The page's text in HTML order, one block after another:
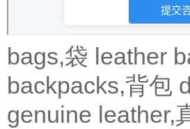
bags,袋 leather
backpacks,背包
genuine leather,